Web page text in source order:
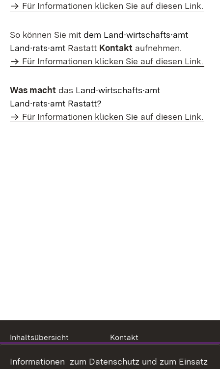
Für Informationen klicken Sie auf diesen Link.
So können Sie mit dem Land∙wirtschafts∙amt
Land∙rats∙amt Rastatt Kontakt aufnehmen.
Für Informationen klicken Sie auf diesen Link.
Was macht das Land∙wirtschafts∙amt
Land∙rats∙amt Rastatt?
Für Informationen klicken Sie auf diesen Link.
Inhaltsübersicht
Kontakt
Barrierefreiheit
Informationen zum Datenschutz und zum Einsatz